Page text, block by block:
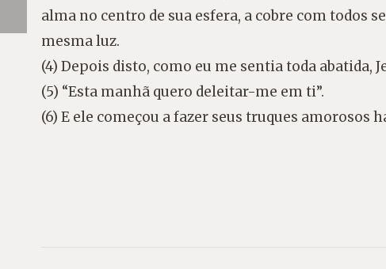
alma no centro de sua esfera, a cobre com todos
mesma luz.
(4) Depois disto, como eu me sentia toda abatida,
(5) “Esta manhã quero deleitar-me em ti”.
(6) E ele começou a fazer seus truques amorosos